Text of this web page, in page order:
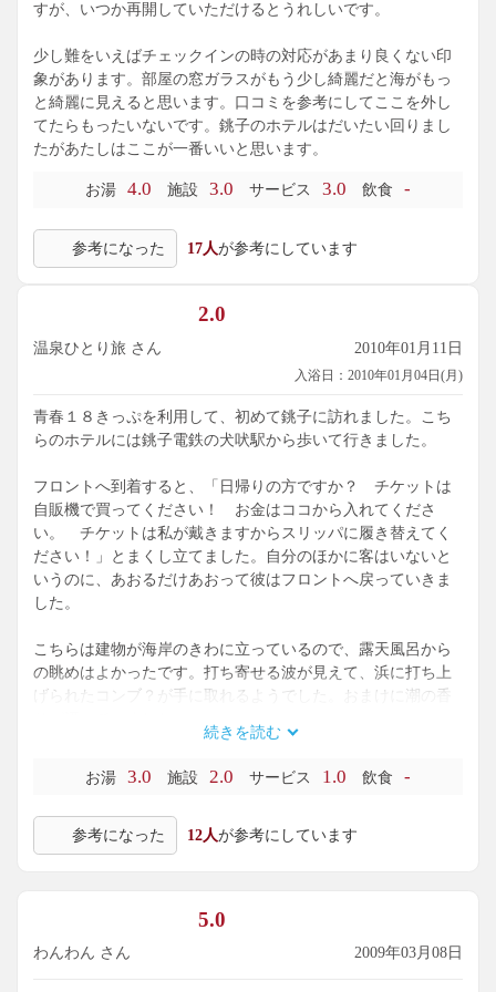
すが、いつか再開していただけるとうれしいです。
少し難をいえばチェックインの時の対応があまり良くない印
象があります。部屋の窓ガラスがもう少し綺麗だと海がもっ
と綺麗に見えると思います。口コミを参考にしてここを外し
てたらもったいないです。銚子のホテルはだいたい回りまし
たがあたしはここが一番いいと思います。
お湯 4.0 施設 3.0 サービス 3.0 飲食 -
参考になった 17人が参考にしています
2.0
温泉ひとり旅 さん 2010年01月11日
入浴日：2010年01月04日(月)
青春１８きっぷを利用して、初めて銚子に訪れました。こち
らのホテルには銚子電鉄の犬吠駅から歩いて行きました。
フロントへ到着すると、「日帰りの方ですか？ チケットは
自販機で買ってください！ お金はココから入れてくださ
い。 チケットは私が戴きますからスリッパに履き替えてく
ださい！」とまくし立てました。自分のほかに客はいないと
いうのに、あおるだけあおって彼はフロントへ戻っていきま
した。
こちらは建物が海岸のきわに立っているので、露天風呂から
の眺めはよかったです。打ち寄せる波が見えて、浜に打ち上
げられたコンブ？が手に取れるようでした。おまけに潮の香
温泉のほうは薄い黄褐色をしていて澄んでいました。口に含
むと薄い塩味がしました。
今回、ホテルの大浴場で入浴したのですが、いまいちホテル
のものとは思えない庶民的なものでした。脱衣所の床に座っ
続きを読む
お湯 3.0 施設 2.0 サービス 1.0 飲食 -
参考になった 12人が参考にしています
5.0
わんわん さん 2009年03月08日